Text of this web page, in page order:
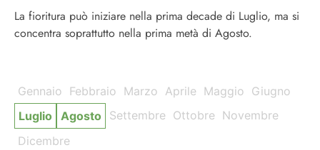
La fioritura può iniziare nella prima decade di Luglio, ma si
concentra soprattutto nella prima metà di Agosto.
Gennaio Febbraio Marzo Aprile Maggio Giugno
Luglio
Agosto Settembre Ottobre Novembre
Dicembre